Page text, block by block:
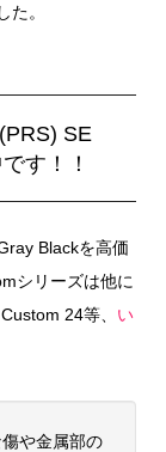
。
SE
す！！
Blackを高価
シリーズは他に
24等、 い
や金属部の